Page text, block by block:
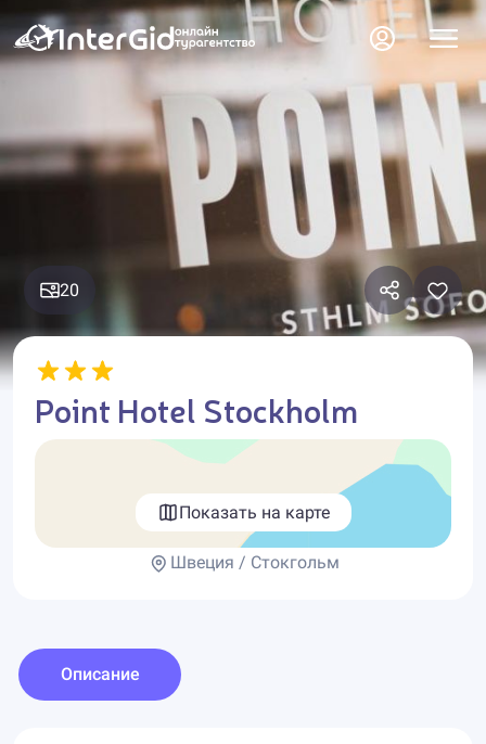
20
Point Hotel Stockholm
Показать на карте
Швеция / Стокгольм
Описание